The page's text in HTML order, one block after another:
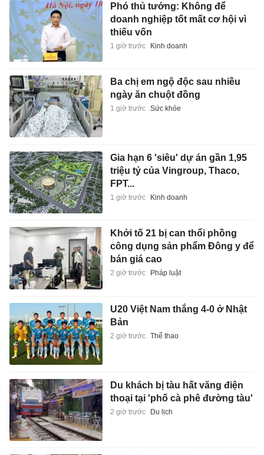
Phó thủ tướng: Không để
doanh nghiệp tốt mất cơ hội vì
thiếu vốn
1 giờ trước Kinh doanh
Ba chị em ngộ độc sau nhiều
ngày ăn chuột đồng
1 giờ trước Sức khỏe
Gia hạn 6 'siêu' dự án gần 1,95
triệu tỷ của Vingroup, Thaco,
FPT...
1 giờ trước Kinh doanh
Khởi tố 21 bị can thổi phồng
công dụng sản phẩm Đông y để
bán giá cao
2 giờ trước Pháp luật
U20 Việt Nam thắng 4-0 ở Nhật
Bản
2 giờ trước Thể thao
Du khách bị tàu hất văng điện
thoại tại 'phố cà phê đường tàu'
2 giờ trước Du lịch